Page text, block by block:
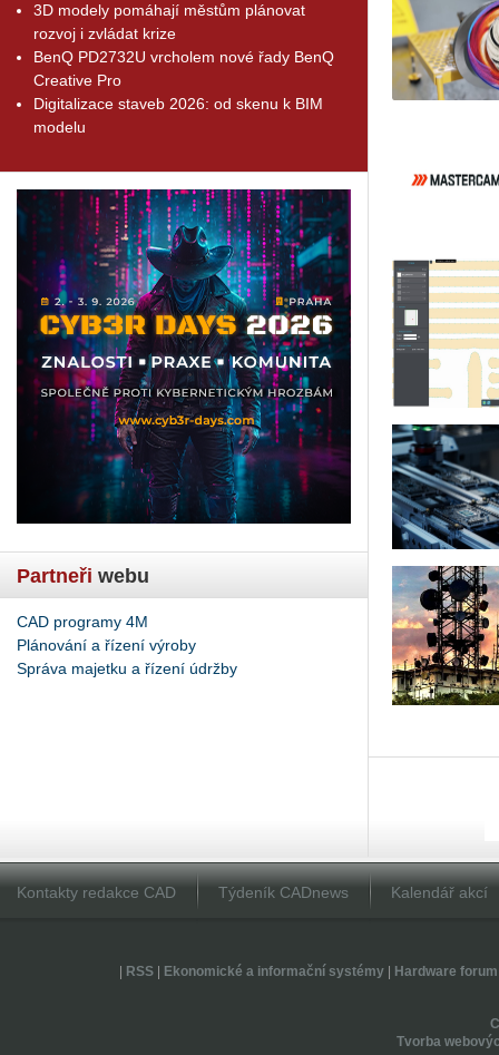
3D modely pomáhají městům plánovat
rozvoj i zvládat krize
BenQ PD2732U vrcholem nové řady BenQ
Creative Pro
Digitalizace staveb 2026: od skenu k BIM
modelu
Partneři webu
CAD programy 4M
Plánování a řízení výroby
Správa majetku a řízení údržby
Kontakty redakce CAD Týdeník CADnews Kalendář akcí
RSS| Ekonomické a informační systémy| Hardware forum
Tvorba